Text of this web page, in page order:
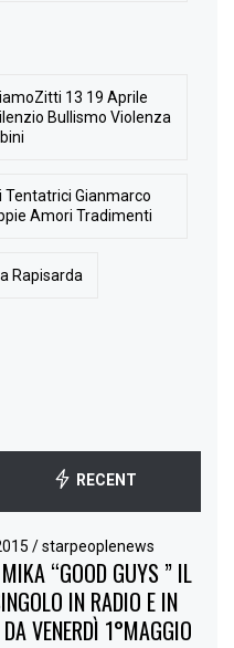
13 19 Aprile
Bullismo Violenza
Gianmarco
Amori Tradimenti
Rapisarda
RECENT
/ starpeoplenews
“GOOD GUYS ” IL
IN RADIO E IN
VENERDÌ 1°MAGGIO